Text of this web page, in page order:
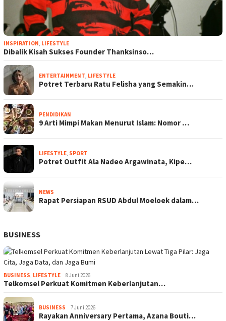
INSPIRATION, LIFESTYLE
Dibalik Kisah Sukses Founder Thanksinso…
ENTERTAINMENT, LIFESTYLE
Potret Terbaru Ratu Felisha yang Semakin…
PENDIDIKAN
9 Arti Mimpi Makan Menurut Islam: Nomor …
LIFESTYLE, SPORT
Potret Outfit Ala Nadeo Argawinata, Kipe…
NEWS
Rapat Persiapan RSUD Abdul Moeloek dalam…
BUSINESS
BUSINESS, LIFESTYLE 8 Juni 2026
Telkomsel Perkuat Komitmen Keberlanjutan…
BUSINESS 7 Juni 2026
Rayakan Anniversary Pertama, Azana Bouti…